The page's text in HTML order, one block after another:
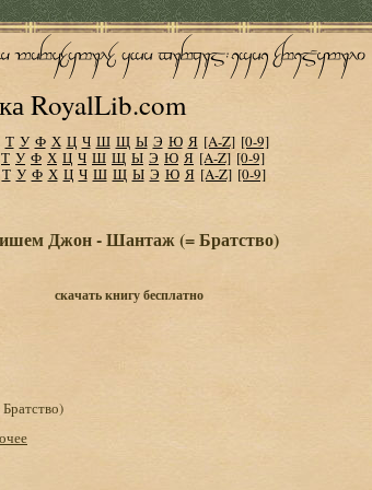
RoyalLib.com
Т У Ф Х Ц Ч Ш Щ Ы Э Ю Я [A-Z] [0-9]
Т У Ф Х Ц Ч Ш Щ Ы Э Ю Я [A-Z] [0-9]
Т У Ф Х Ц Ч Ш Щ Ы Э Ю Я [A-Z] [0-9]
Джон - Шантаж (= Братство)
скачать книгу бесплатно